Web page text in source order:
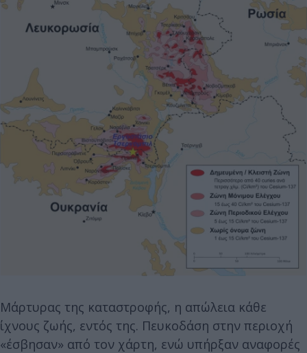
Μάρτυρας της καταστροφής, η απώλεια κάθε
ίχνους ζωής, εντός της. Πευκοδάση στην περιοχή
«έσβησαν» από τον χάρτη, ενώ υπήρξαν αναφορές